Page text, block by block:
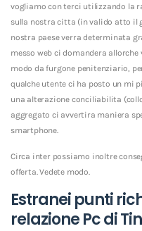
vogliamo con terci utilizzando la
sulla nostra citta (in valido atto il
nostra paese verra determinata
messo web ci domandera
modo da furgone penitenziario,
qualche utente ci ha posto un mi
una alterazione conciliabilita
aggregato ci avvertira maniera
smartphone.
Circa inter possiamo inoltre
offerta. Vedete modo.
Estranei punti
relazione Pc di